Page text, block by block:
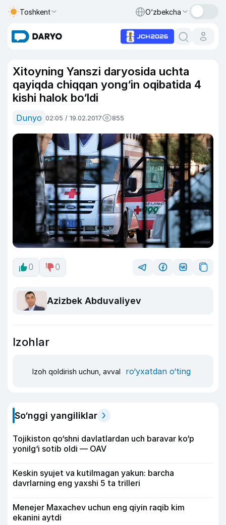
Toshkent O‘zbekcha
Xitoyning Yanszi daryosida uchta
qayiqda chiqqan yong‘in oqibatida 4
kishi halok bo‘ldi
Dunyo 02:05 / 19.02.2017 855
0 0
Azizbek Abduvaliyev
Izohlar
Izoh qoldirish uchun, avval ro‘yxatdan o‘ting
So‘nggi yangiliklar
Tojikiston qo‘shni davlatlardan uch baravar ko‘p
yonilg‘i sotib oldi — OAV
Keskin syujet va kutilmagan yakun: barcha
davrlarning eng yaxshi 5 ta trilleri
Menejer Maxachev uchun eng qiyin raqib kim
ekanini aytdi